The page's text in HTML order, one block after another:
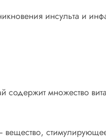
инсульта и
содержит множество
вещество,